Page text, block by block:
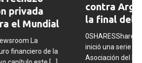
tras los incidentes en
2026
Por El Latino Newsroom La FIFA
disciplinarios contra la
Argentino (AFA), cuatro integrantes